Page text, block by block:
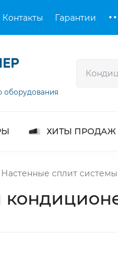
Контакты Гарантии
оборудования
ХИТЫ ПРОДАЖ
Настенные сплит системы